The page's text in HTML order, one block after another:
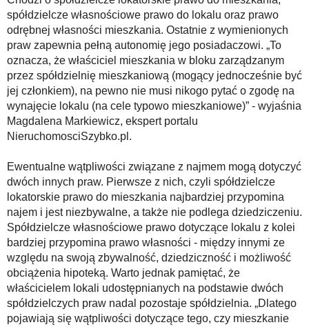
spółdzielcze własnościowe prawo do lokalu oraz prawo
odrębnej własności mieszkania. Ostatnie z wymienionych
praw zapewnia pełną autonomię jego posiadaczowi. „To
oznacza, że właściciel mieszkania w bloku zarządzanym
przez spółdzielnię mieszkaniową (mogący jednocześnie być
jej członkiem), na pewno nie musi nikogo pytać o zgodę na
wynajęcie lokalu (na cele typowo mieszkaniowe)” - wyjaśnia
Magdalena Markiewicz, ekspert portalu
NieruchomosciSzybko.pl.
Ewentualne wątpliwości związane z najmem mogą dotyczyć
dwóch innych praw. Pierwsze z nich, czyli spółdzielcze
lokatorskie prawo do mieszkania najbardziej przypomina
najem i jest niezbywalne, a także nie podlega dziedziczeniu.
Spółdzielcze własnościowe prawo dotyczące lokalu z kolei
bardziej przypomina prawo własności - między innymi ze
względu na swoją zbywalność, dziedziczność i możliwość
obciążenia hipoteką. Warto jednak pamiętać, że
właścicielem lokali udostępnianych na podstawie dwóch
spółdzielczych praw nadal pozostaje spółdzielnia. „Dlatego
pojawiają się wątpliwości dotyczące tego, czy mieszkanie